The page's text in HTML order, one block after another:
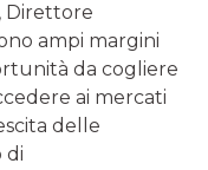
Direttore
ampi margini
da cogliere
ai mercati
delle
di